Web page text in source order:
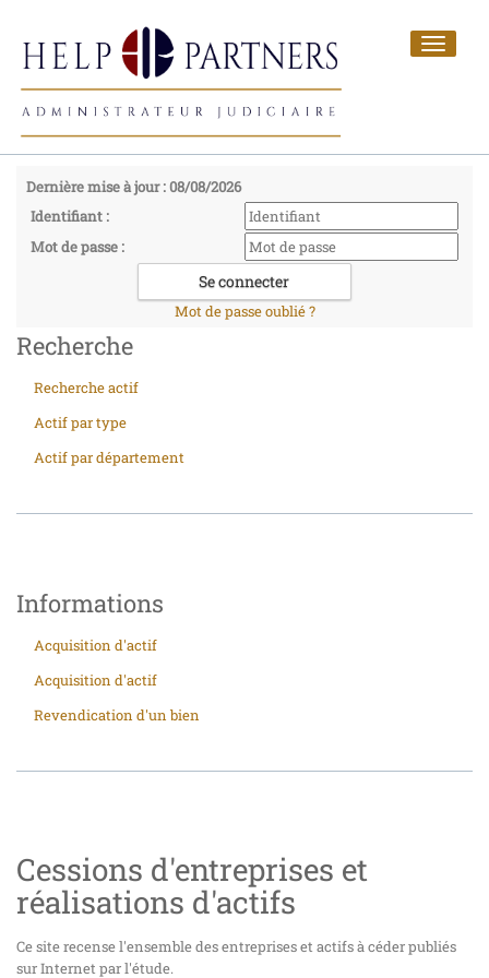
Toggle
Dernière mise à jour : 08/08/2026
Identifiant :
Mot de passe :
Mot de passe oublié ?
Recherche
Recherche actif
Actif par type
Actif par département
Informations
Acquisition d'actif
Acquisition d'actif
Revendication d'un bien
Cessions d'entreprises et
réalisations d'actifs
Ce site recense l'ensemble des entreprises et actifs à céder publiés
sur Internet par l'étude.